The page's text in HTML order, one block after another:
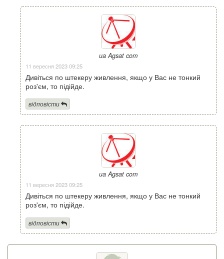
ua Agsat com
11 вересня 2023 09:25
Дивіться по штекеру живлення, якщо у Вас не тонкий
роз'єм, то підійде.
відповісти
ua Agsat com
11 вересня 2023 09:25
Дивіться по штекеру живлення, якщо у Вас не тонкий
роз'єм, то підійде.
відповісти